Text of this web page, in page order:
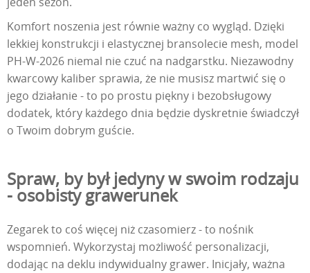
Komfort noszenia jest równie ważny co wygląd. Dzięki
lekkiej konstrukcji i elastycznej bransolecie mesh, model
PH-W-2026 niemal nie czuć na nadgarstku. Niezawodny
kwarcowy kaliber sprawia, że nie musisz martwić się o
jego działanie - to po prostu piękny i bezobsługowy
dodatek, który każdego dnia będzie dyskretnie świadczył
o Twoim dobrym guście.
Spraw, by był jedyny w swoim rodzaju
- osobisty grawerunek
Zegarek to coś więcej niż czasomierz - to nośnik
wspomnień. Wykorzystaj możliwość personalizacji,
dodając na deklu indywidualny grawer. Inicjały, ważna